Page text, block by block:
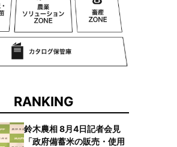
RANKING
鈴木農相 8月4日記者会見
「政府備蓄米の販売・使用